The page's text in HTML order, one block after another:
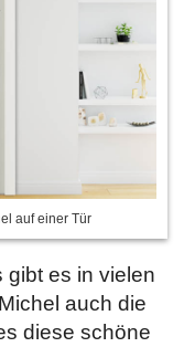
auf einer Tür
gibt es in vielen
auch die
diese schöne